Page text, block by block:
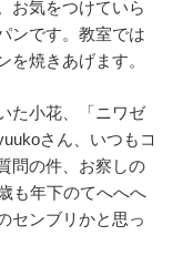
お気をつけていら
ンです。教室では
焼きあげます。
た小花、「ニワゼ
さん、いつもコ
問の件、お察しの
も年下のてへへへ
センブリかと思っ